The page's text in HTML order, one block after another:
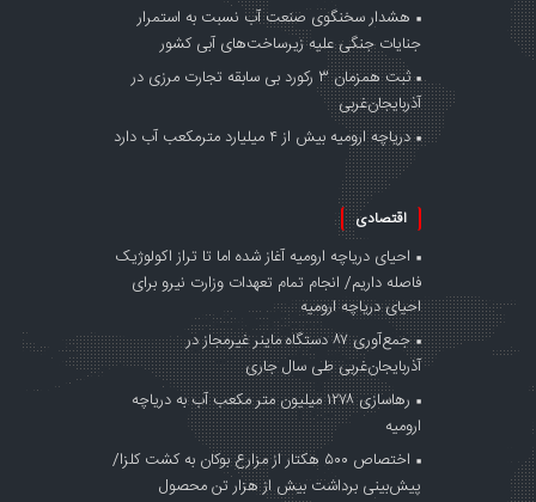
هشدار سخنگوی صنعت آب نسبت به استمرار
جنایات جنگی علیه زیرساخت‌های آبی کشور
ثبت همزمان ۳ رکورد بی سابقه تجارت مرزی در
آذربایجان‌غربی
دریاچه ارومیه بیش از ۴ میلیارد مترمکعب آب دارد
اقتصادی
احیای دریاچه ارومیه آغاز شده اما تا تراز اکولوژیک
فاصله داریم/ انجام تمام تعهدات وزارت نیرو برای
احیای دریاچه ارومیه
جمع‌آوری ۸۷ دستگاه ماینر غیرمجاز در
آذربایجان‌غربی طی سال جاری
رهاسازی ۱۲۷۸ میلیون متر مکعب آب به دریاچه
ارومیه
اختصاص ۵۰۰ هکتار از مزارع بوکان به کشت کلزا/
پیش‌بینی برداشت بیش از هزار تن محصول